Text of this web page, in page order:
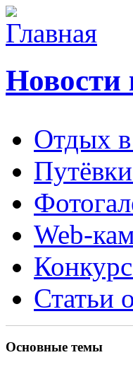
Новости
Отдых
Web-
Статьи
Основные темы